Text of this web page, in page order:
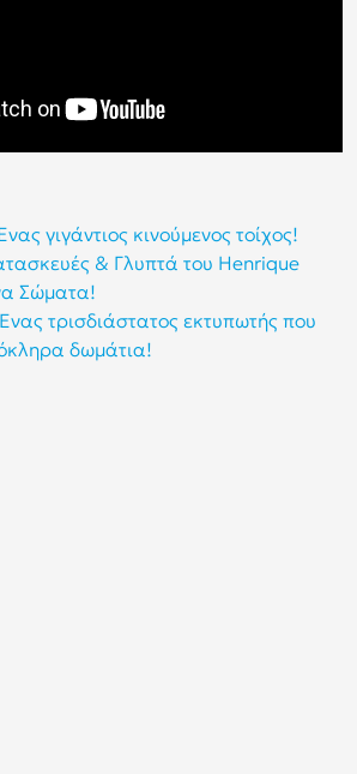
γιγάντιος κινούμενος τοίχος!
& Γλυπτά του Henrique
Σώματα!
τρισδιάστατος εκτυπωτής που
δωμάτια!